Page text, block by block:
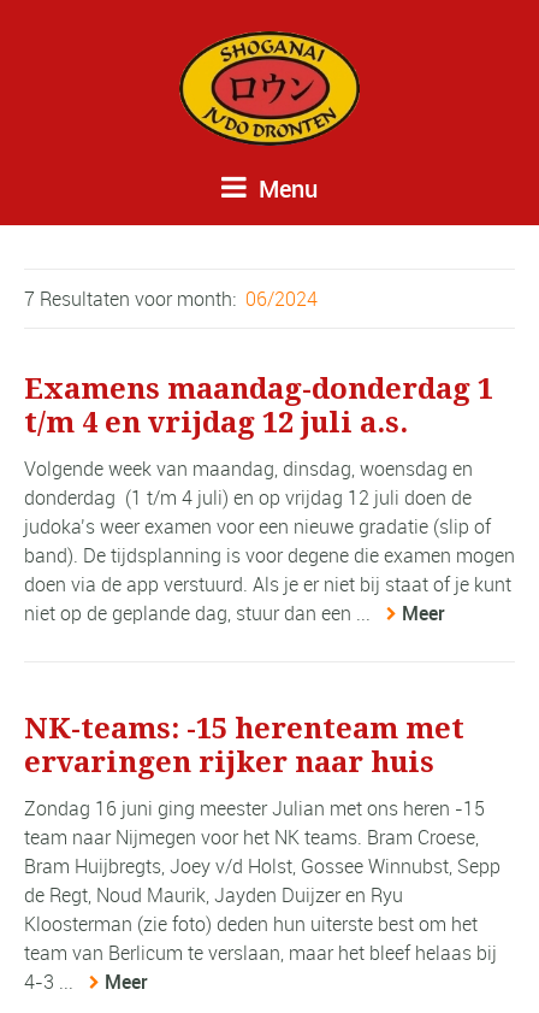
Menu
7 Resultaten voormonth: 06/2024
Examens maandag-donderdag 1
t/m 4 en vrijdag 12 juli a.s.
Volgende week van maandag, dinsdag, woensdag en
donderdag (1 t/m 4 juli) en op vrijdag 12 juli doen de
judoka’s weer examen voor een nieuwe gradatie (slip of
band). De tijdsplanning is voor degene die examen mogen
doen via de app verstuurd. Als je er niet bij staat of je kunt
niet op de geplande dag, stuur dan een ...
Meer
NK-teams: -15 herenteam met
ervaringen rijker naar huis
Zondag 16 juni ging meester Julian met ons heren -15
team naar Nijmegen voor het NK teams. Bram Croese,
Bram Huijbregts, Joey v/d Holst, Gossee Winnubst, Sepp
de Regt, Noud Maurik, Jayden Duijzer en Ryu
Kloosterman (zie foto) deden hun uiterste best om het
team van Berlicum te verslaan, maar het bleef helaas bij
4-3 ...
Meer